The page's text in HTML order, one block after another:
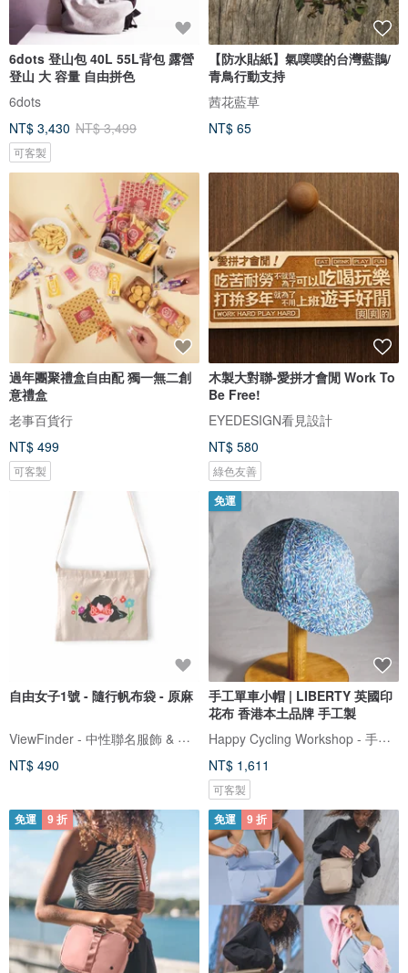
6dots 登山包 40L 55L背包 露營
登山 大 容量 自由拼色
6dots
NT$ 3,430 NT$ 3,499
可客製
【防水貼紙】氣噗噗的台灣藍鵲/
青鳥行動支持
茜花藍草
NT$ 65
過年團聚禮盒自由配 獨一無二創
意禮盒
老事百貨行
NT$ 499
可客製
木製大對聯-愛拼才會閒 Work To
Be Free!
EYEDESIGN看見設計
NT$ 580
綠色友善
自由女子1號 - 隨行帆布袋 - 原麻
ViewFinder - 中性聯名服飾 & 圖像授權周邊
NT$ 490
免運
手工單車小帽 | LIBERTY 英國印
花布 香港本土品牌 手工製
Happy Cycling Workshop - 手工單車小帽
NT$ 1,611
可客製
免運 9 折 免運 9 折